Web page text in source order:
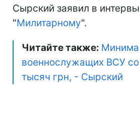
Сырский заявил в
"Милитарному".
Читайте также:
военнослужащих ВСУ
тысяч грн, - Сырский